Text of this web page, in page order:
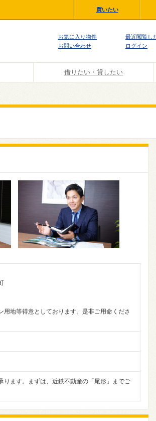
買いたい
お気に入り物件
お問い合わせ
最近閲覧し
ログイン
借りたい・貸したい
地等得意としております。是非ご用命くださ
ります。まずは、近鉄不動産の「尾形」までご